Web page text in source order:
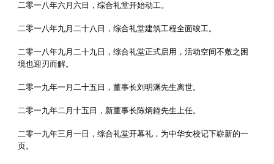
二零一八年六月六日，综合礼堂开始动工。
二零一八年九月二十八日，综合礼堂建筑工程全面竣工。
二零一八年九月二十九日，综合礼堂正式启用，活动空间不敷之困
境也迎刃而解。
二零一九年一月二十五日，董事长刘明渊先生离世。
二零一九年二月十五日，新董事长陈炳鐘先生上任。
二零一九年三月一日，综合礼堂开幕礼，为中华女校记下崭新的一
页。